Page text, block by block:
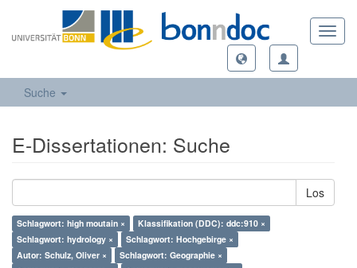
Suche
E-Dissertationen: Suche
Los
Schlagwort: high moutain ×
Klassifikation (DDC): ddc:910 ×
Schlagwort: hydrology ×
Schlagwort: Hochgebirge ×
Autor: Schulz, Oliver ×
Schlagwort: Geographie ×